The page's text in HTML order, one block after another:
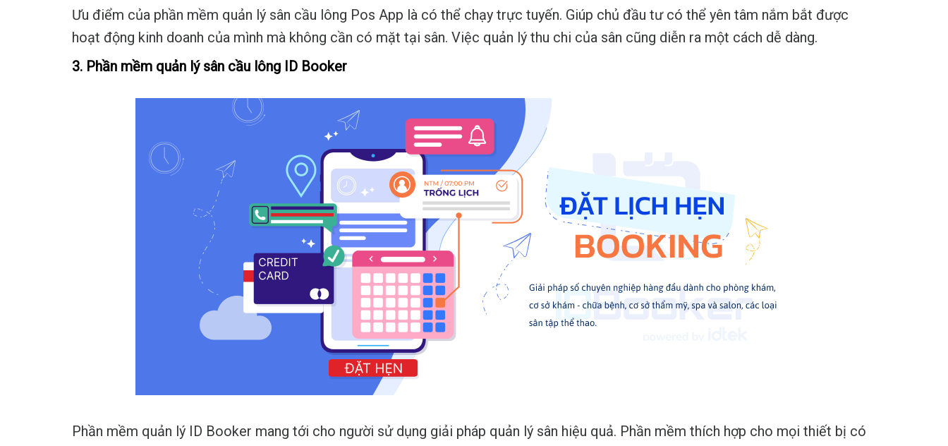
Ưu điểm của phần mềm quản lý sân cầu lông Pos App là có thể chạy trực tuyến. Giúp chủ đầu tư có thể yên tâm nắm bắt được
hoạt động kinh doanh của mình mà không cần có mặt tại sân. Việc quản lý thu chi của sân cũng diễn ra một cách dễ dàng.
3. Phần mềm quản lý sân cầu lông ID Booker
Phần mềm quản lý ID Booker mang tới cho người sử dụng giải pháp quản lý sân hiệu quả. Phần mềm thích hợp cho mọi thiết bị có